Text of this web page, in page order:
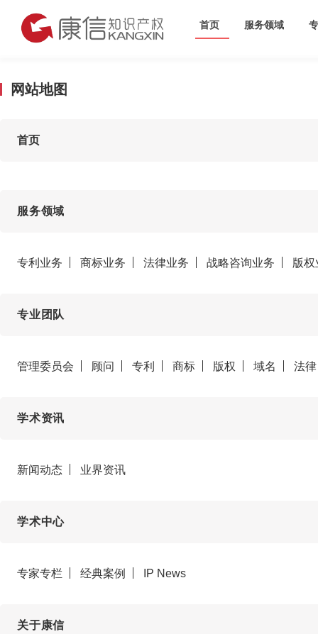
首页 服务领域
网站地图
首页
服务领域
专利业务 商标业务 法律业务 战略咨询业务 版权
专业团队
管理委员会 顾问 专利 商标 版权 域名 法律
学术资讯
新闻动态 业界资讯
学术中心
专家专栏 经典案例 IP News
关于康信